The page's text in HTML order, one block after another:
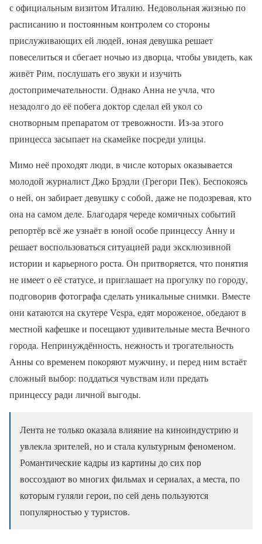
с официальным визитом Италию. Недовольная жизнью по
расписанию и постоянным контролем со стороны
прислуживающих ей людей, юная девушка решает
повеселиться и сбегает ночью из дворца, чтобы увидеть, как
живёт Рим, послушать его звуки и изучить
достопримечательности. Однако Анна не учла, что
незадолго до её побега доктор сделал ей укол со
снотворным препаратом от тревожности. Из-за этого
принцесса засыпает на скамейке посреди улицы.
Мимо неё проходят люди, в числе которых оказывается
молодой журналист Джо Брэдли (Грегори Пек). Беспокоясь
о ней, он забирает девушку с собой, даже не подозревая, кто
она на самом деле. Благодаря череде комичных событий
репортёр всё же узнаёт в юной особе принцессу Анну и
решает воспользоваться ситуацией ради эксклюзивной
истории и карьерного роста. Он притворяется, что понятия
не имеет о её статусе, и приглашает на прогулку по городу,
подговорив фотографа сделать уникальные снимки. Вместе
они катаются на скутере Vespa, едят мороженое, обедают в
местной кафешке и посещают удивительные места Вечного
города. Непринуждённость, нежность и трогательность
Анны со временем покоряют мужчину, и перед ним встаёт
сложный выбор: поддаться чувствам или предать
принцессу ради личной выгоды.
Лента не только оказала влияние на киноиндустрию и
увлекла зрителей, но и стала культурным феноменом.
Романтические кадры из картины до сих пор
воссоздают во многих фильмах и сериалах, а места, по
которым гуляли герои, по сей день пользуются
популярностью у туристов.